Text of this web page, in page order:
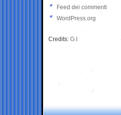
Feed dei commenti
WordPress.org
Credits: G.I